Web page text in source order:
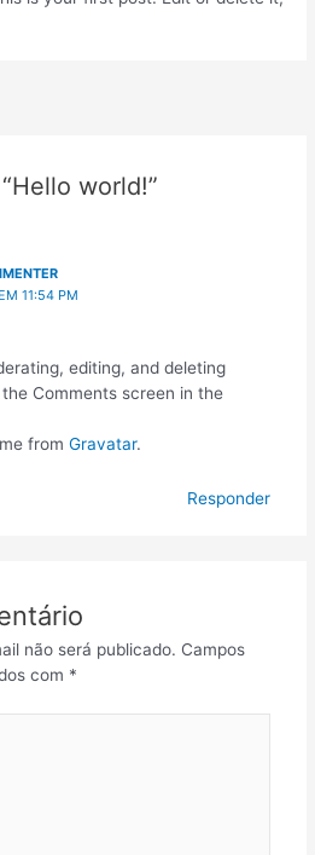
world!”
11:54 PM
editing, and deleting
Comments screen in the
from Gravatar.
Responder
não será publicado. Campos
com *